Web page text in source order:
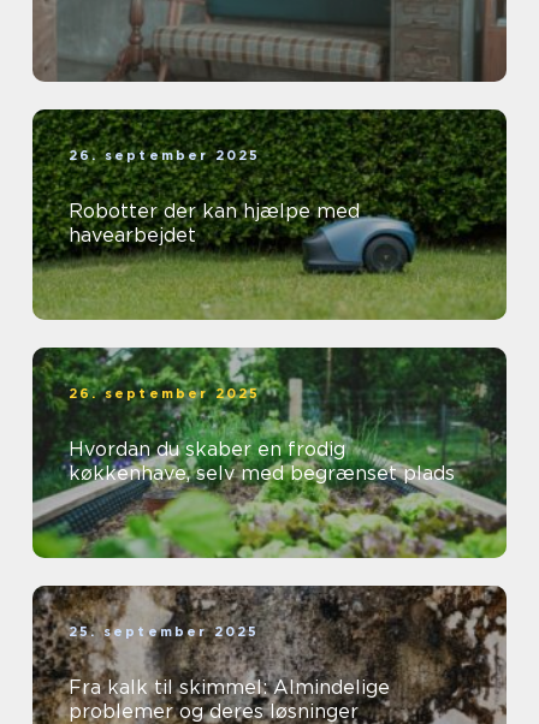
26. september 2025
Robotter der kan hjælpe med
havearbejdet
26. september 2025
Hvordan du skaber en frodig
køkkenhave, selv med begrænset plads
25. september 2025
Fra kalk til skimmel: Almindelige
problemer og deres løsninger